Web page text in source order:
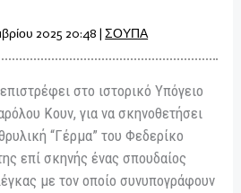
2025 20:48|ΣΟΥΠΑ
στο ιστορικό Υπόγειο
Κουν, για να σκηνοθετήσει
“Γέρμα” του Φεδερίκο
επί σκηνής ένας σπουδαίος
με τον οποίο συνυπογράφουν